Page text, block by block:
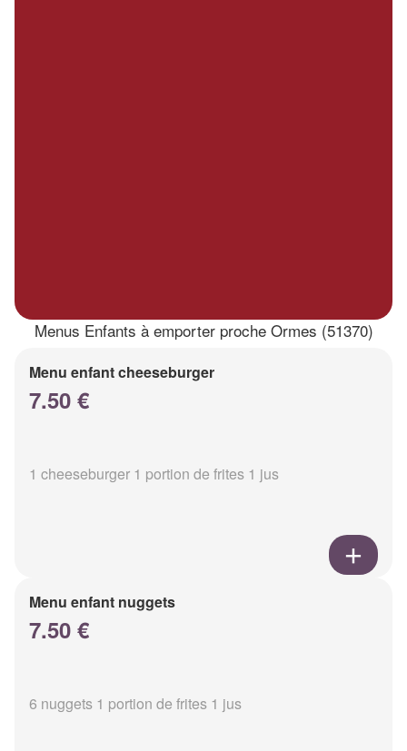
Menus Enfants à emporter proche Ormes (51370)
Menu enfant cheeseburger
7.50 €
1 cheeseburger 1 portion de frites 1 jus
Menu enfant nuggets
7.50 €
6 nuggets 1 portion de frites 1 jus